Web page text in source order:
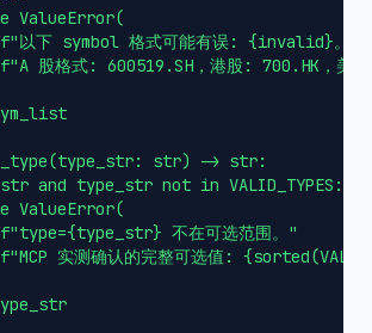
ValueError(
以下 symbol 格式可能有误: {invalid}。"
股格式: 600519.SH，港股: 700.HK，美
str) -> str:
and type_str not in VALID_TYPES:
ValueError(
不在可选范围。"
实测确认的完整可选值: